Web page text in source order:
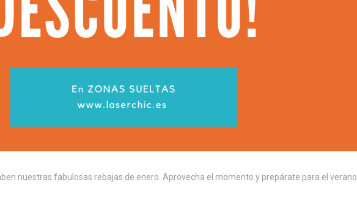
nuestras fabulosas rebajas de enero. Aprovecha el momento y prepárate para el verano.